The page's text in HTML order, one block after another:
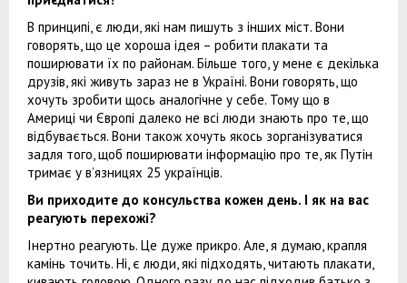
В принципі, є люди, які нам пишуть з інших міст. Вони
говорять, що це хороша ідея – робити плакати та
поширювати їх по районам. Більше того, у мене є декілька
друзів, які живуть зараз не в Україні. Вони говорять, що
хочуть зробити щось аналогічне у себе. Тому що в
Америці чи Європі далеко не всі люди знають про те, що
відбувається. Вони також хочуть якось зорганізуватися
задля того, щоб поширювати інформацію про те, як Путін
тримає у в’язницях 25 українців.
Ви приходите до консульства кожен день. І як на вас
реагують перехожі?
Інертно реагують. Це дуже прикро. Але, я думаю, крапля
камінь точить. Ні, є люди, які підходять, читають плакати,